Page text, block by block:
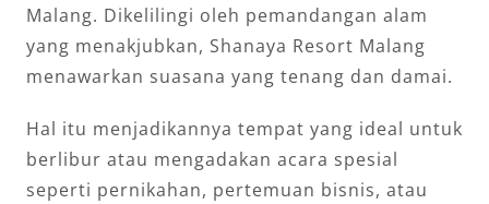
Malang. Dikelilingi oleh pemandangan alam
yang menakjubkan, Shanaya Resort Malang
menawarkan suasana yang tenang dan damai.
Hal itu menjadikannya tempat yang ideal untuk
berlibur atau mengadakan acara spesial
seperti pernikahan, pertemuan bisnis, atau